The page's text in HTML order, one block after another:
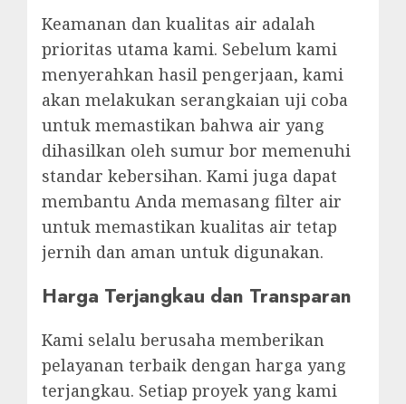
Keamanan dan kualitas air adalah
prioritas utama kami. Sebelum kami
menyerahkan hasil pengerjaan, kami
akan melakukan serangkaian uji coba
untuk memastikan bahwa air yang
dihasilkan oleh sumur bor memenuhi
standar kebersihan. Kami juga dapat
membantu Anda memasang filter air
untuk memastikan kualitas air tetap
jernih dan aman untuk digunakan.
Harga Terjangkau dan Transparan
Kami selalu berusaha memberikan
pelayanan terbaik dengan harga yang
terjangkau. Setiap proyek yang kami